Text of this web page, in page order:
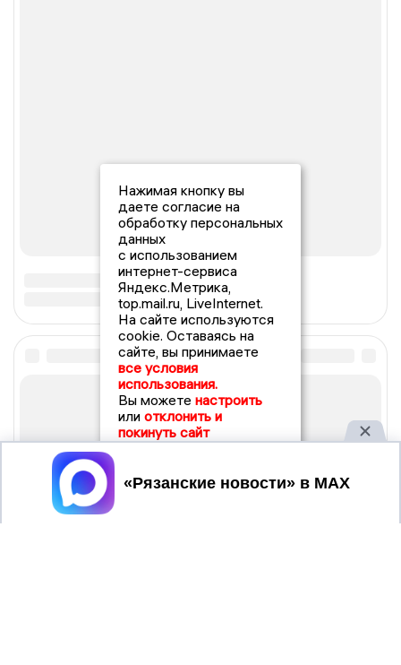
Нажимая кнопку вы
даете согласие на
обработку персональных
данных
с использованием
интернет-сервиса
Яндекс.Метрика,
top.mail.ru, LiveInternet.
На сайте используются
cookie. Оставаясь на
сайте, вы принимаете
все условия
использования.
Вы можете настроить
или отклонить и
покинуть сайт
Принять